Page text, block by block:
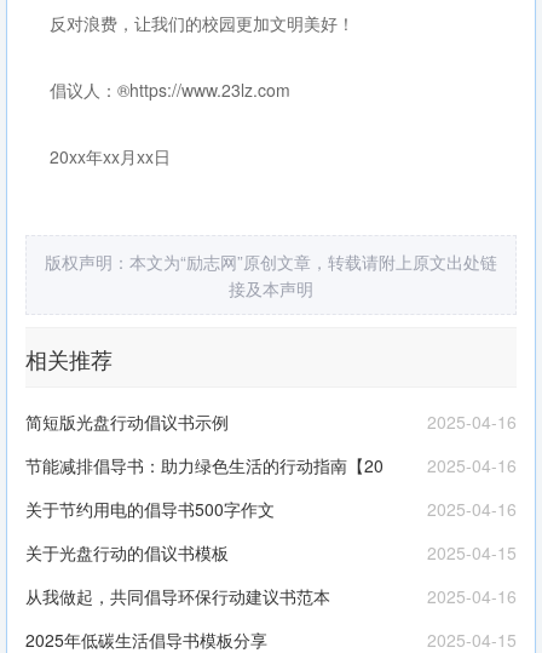
反对浪费，让我们的校园更加文明美好！
倡议人：®https://www.23lz.com
20xx年xx月xx日
版权声明：本文为“励志网”原创文章，转载请附上原文出处链
接及本声明
相关推荐
2025-04-16
简短版光盘行动倡议书示例
2025-04-16
节能减排倡导书：助力绿色生活的行动指南【20
2025-04-16
关于节约用电的倡导书500字作文
2025-04-15
关于光盘行动的倡议书模板
2025-04-16
从我做起，共同倡导环保行动建议书范本
2025-04-15
2025年低碳生活倡导书模板分享